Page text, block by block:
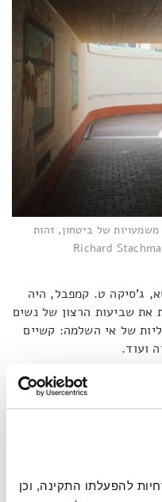
של ביטחון, זהות
ג'סיקה ט. קמפבל, היה
את שביעות הרצון של נשים
של אי השלמה: קשיים
ועוד.
כיצד מגע משפיע על
הזוגי. הם סקרו נשים
גבוהה יותר מהקשר,
שבו האישה חווה את